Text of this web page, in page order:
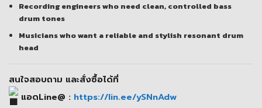
Recording engineers who need clean, controlled bass
drum tones
Musicians who want a reliable and stylish resonant drum
head
สนใจสอบถาม และสั่งซื้อได้ที่
แอดLine@ : https://lin.ee/ySNnAdw